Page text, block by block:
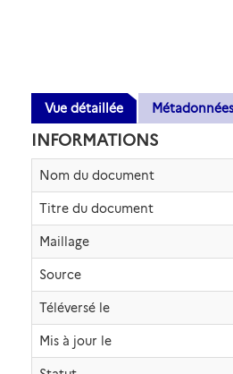
Vue détaillée Métadonnées
INFORMATIONS
Nom du document
Titre du document
Maillage
Source
Téléversé le
Mis à jour le